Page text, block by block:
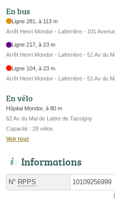
En bus
Ligne 281, à 113 m
Arrêt Henri Mondor - Laferrière - 101
Ligne 217, à 23 m
Arrêt Henri Mondor - Laferrière - 51 Av du
Ligne 104, à 23 m
Arrêt Henri Mondor - Laferrière - 51 Av du
En vélo
Hôpital Mondor, à 80 m
62 Av du Mal de Lattre de Tassigny
Capacité : 28 vélos
Voir tout
Informations
N° RPPS 10109256999